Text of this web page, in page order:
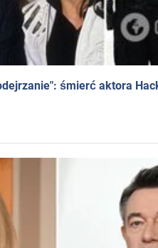
śmierć aktora